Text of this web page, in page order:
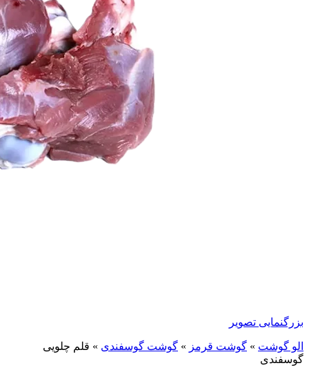
بزرگنمایی تصویر
الو گوشت » گوشت قرمز » گوشت گوسفندی » قلم چلویی
گوسفندی